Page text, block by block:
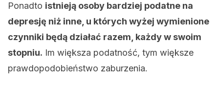
Ponadto istnieją osoby bardziej podatne na
depresję niż inne, u których wyżej wymienione
czynniki będą działać razem, każdy w swoim
stopniu. Im większa podatność, tym większe
prawdopodobieństwo zaburzenia.